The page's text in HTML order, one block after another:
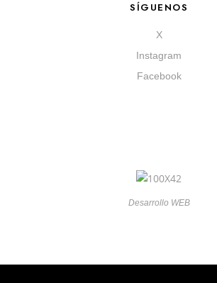
SÍGUENOS
X
Instagram
Facebook
Desarrollo WEB